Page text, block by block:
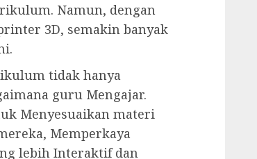
Namun, dengan
3D, semakin banyak
tidak hanya
guru Mengajar.
Menyesuaikan materi
Memperkaya
lebih Interaktif dan